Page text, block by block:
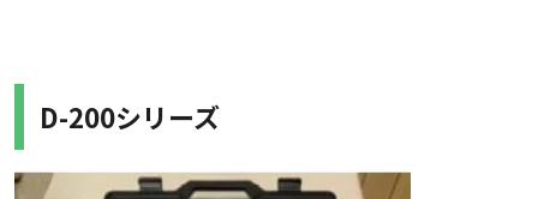
D-200シリーズ